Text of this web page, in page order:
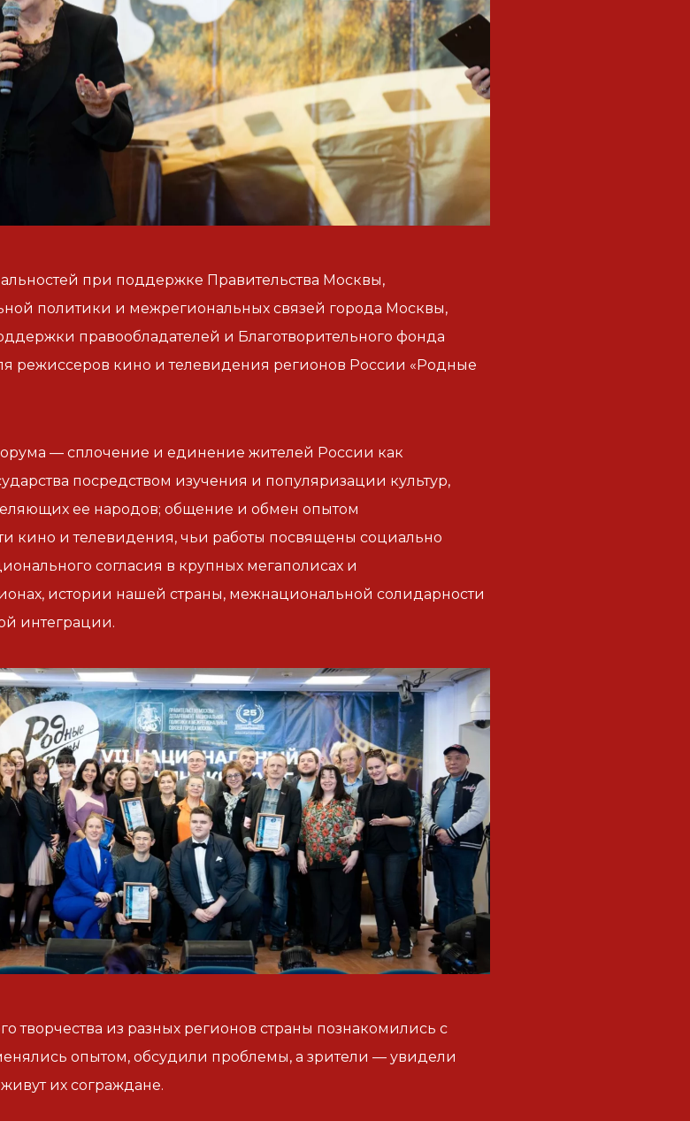
при поддержке Правительства Москвы,
политики и межрегиональных связей города Москвы,
правообладателей и Благотворительного фонда
режиссеров кино и телевидения регионов России «Родные
— сплочение и единение жителей России как
посредством изучения и популяризации культур,
ее народов; общение и обмен опытом
кино и телевидения, чьи работы посвящены социально
согласия в крупных мегаполисах и
истории нашей страны, межнациональной солидарности
интеграции.
творчества из разных регионов страны познакомились с
опытом, обсудили проблемы, а зрители — увидели
их сограждане.